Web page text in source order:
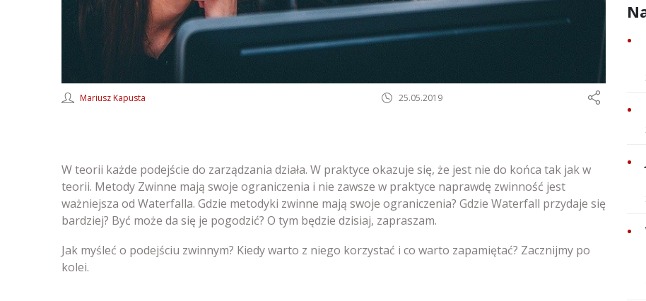
Mariusz Kapusta 25.05.2019
W teorii każde podejście do zarządzania działa. W praktyce okazuje się, że jest nie do końca tak jak w
teorii. Metody Zwinne mają swoje ograniczenia i nie zawsze w praktyce naprawdę zwinność jest
ważniejsza od Waterfalla. Gdzie metodyki zwinne mają swoje ograniczenia? Gdzie Waterfall przydaje się
bardziej? Być może da się je pogodzić? O tym będzie dzisiaj, zapraszam.
Jak myśleć o podejściu zwinnym? Kiedy warto z niego korzystać i co warto zapamiętać? Zacznijmy po
kolei.